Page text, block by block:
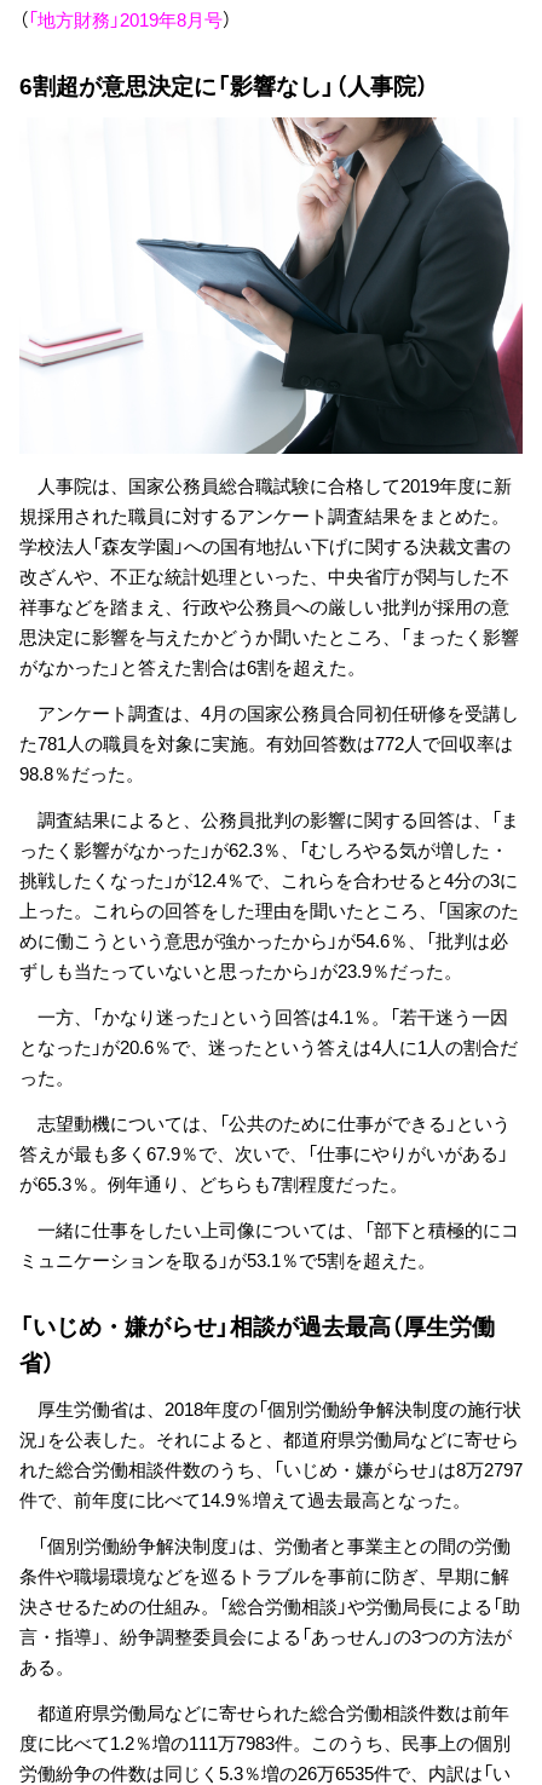
（「地方財務」2019年8月号）
6割超が意思決定に「影響なし」（人事院）
人事院は、国家公務員総合職試験に合格して2019年度に新
規採用された職員に対するアンケート調査結果をまとめた。
学校法人「森友学園」への国有地払い下げに関する決裁文書の
改ざんや、不正な統計処理といった、中央省庁が関与した不
祥事などを踏まえ、行政や公務員への厳しい批判が採用の意
思決定に影響を与えたかどうか聞いたところ、「まったく影響
がなかった」と答えた割合は6割を超えた。
アンケート調査は、4月の国家公務員合同初任研修を受講し
た781人の職員を対象に実施。有効回答数は772人で回収率は
98.8％だった。
調査結果によると、公務員批判の影響に関する回答は、「ま
ったく影響がなかった」が62.3％、「むしろやる気が増した・
挑戦したくなった」が12.4％で、これらを合わせると4分の3に
上った。これらの回答をした理由を聞いたところ、「国家のた
めに働こうという意思が強かったから」が54.6％、「批判は必
ずしも当たっていないと思ったから」が23.9％だった。
一方、「かなり迷った」という回答は4.1％。「若干迷う一因
となった」が20.6％で、迷ったという答えは4人に1人の割合だ
った。
志望動機については、「公共のために仕事ができる」という
答えが最も多く67.9％で、次いで、「仕事にやりがいがある」
が65.3％。例年通り、どちらも7割程度だった。
一緒に仕事をしたい上司像については、「部下と積極的にコ
ミュニケーションを取る」が53.1％で5割を超えた。
「いじめ・嫌がらせ」相談が過去最高（厚生労働
省）
厚生労働省は、2018年度の「個別労働紛争解決制度の施行状
況」を公表した。それによると、都道府県労働局などに寄せら
れた総合労働相談件数のうち、「いじめ・嫌がらせ」は8万2797
件で、前年度に比べて14.9％増えて過去最高となった。
「個別労働紛争解決制度」は、労働者と事業主との間の労働
条件や職場環境などを巡るトラブルを事前に防ぎ、早期に解
決させるための仕組み。「総合労働相談」や労働局長による「助
言・指導」、紛争調整委員会による「あっせん」の3つの方法が
ある。
都道府県労働局などに寄せられた総合労働相談件数は前年
度に比べて1.2％増の111万7983件。このうち、民事上の個別
労働紛争の件数は同じく5.3％増の26万6535件で、内訳は「い